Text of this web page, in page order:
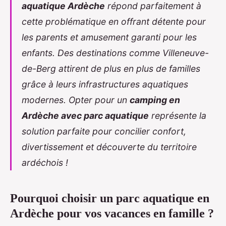
aquatique Ardèche répond parfaitement à
cette problématique en offrant détente pour
les parents et amusement garanti pour les
enfants. Des destinations comme Villeneuve-
de-Berg attirent de plus en plus de familles
grâce à leurs infrastructures aquatiques
modernes. Opter pour un camping en
Ardèche avec parc aquatique représente la
solution parfaite pour concilier confort,
divertissement et découverte du territoire
ardéchois !
Pourquoi choisir un parc aquatique en
Ardèche pour vos vacances en famille ?